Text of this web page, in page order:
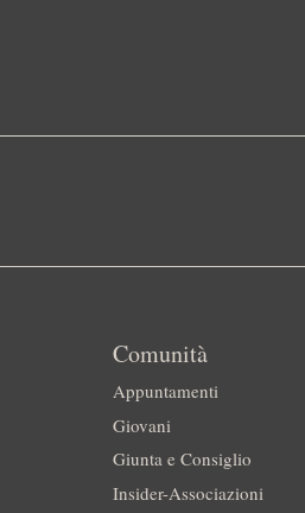
Comunità
Appuntamenti
Giovani
Giunta e Consiglio
Insider-Associazioni